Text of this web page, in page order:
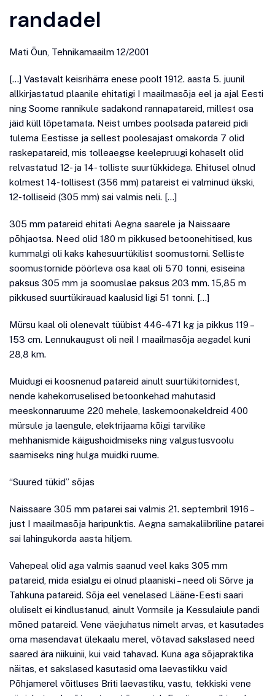
randadel
Mati Õun, Tehnikamaailm 12/2001
[…] Vastavalt keisrihärra enese poolt 1912. aasta 5. juunil
allkirjastatud plaanile ehitatigi I maailmasõja eel ja ajal Eesti
ning Soome rannikule sadakond rannapatareid, millest osa
jäid küll lõpetamata. Neist umbes poolsada patareid pidi
tulema Eestisse ja sellest poolesajast omakorda 7 olid
raskepatareid, mis tolleaegse keelepruugi kohaselt olid
relvastatud 12- ja 14- tolliste suurtükkidega. Ehitusel olnud
kolmest 14-tollisest (356 mm) patareist ei valminud ükski,
12-tolliseid (305 mm) sai valmis neli. […]
305 mm patareid ehitati Aegna saarele ja Naissaare
põhjaotsa. Need olid 180 m pikkused betoonehitised, kus
kummalgi oli kaks kahesuurtükilist soomustorni. Selliste
soomustornide pöörleva osa kaal oli 570 tonni, esiseina
paksus 305 mm ja soomuslae paksus 203 mm. 15,85 m
pikkused suurtükirauad kaalusid ligi 51 tonni. […]
Mürsu kaal oli olenevalt tüübist 446-471 kg ja pikkus 119 –
153 cm. Lennukaugust oli neil I maailmasõja aegadel kuni
28,8 km.
Muidugi ei koosnenud patareid ainult suurtükitornidest,
nende kahekorruselised betoonkehad mahutasid
meeskonnaruume 220 mehele, laskemoonakeldreid 400
mürsule ja laengule, elektrijaama kõigi tarvilike
mehhanismide käigushoidmiseks ning valgustusvoolu
saamiseks ning hulga muidki ruume.
“Suured tükid” sõjas
Naissaare 305 mm patarei sai valmis 21. septembril 1916 –
just I maailmasõja haripunktis. Aegna samakaliibriline patarei
sai lahingukorda aasta hiljem.
Vahepeal olid aga valmis saanud veel kaks 305 mm
patareid, mida esialgu ei olnud plaaniski – need oli Sõrve ja
Tahkuna patareid. Sõja eel venelased Lääne-Eesti saari
oluliselt ei kindlustanud, ainult Vormsile ja Kessulaiule pandi
mõned patareid. Vene väejuhatus nimelt arvas, et kasutades
oma masendavat ülekaalu merel, võtavad sakslased need
saared ära niikuinii, kui vaid tahavad. Kuna aga sõjapraktika
näitas, et sakslased kasutasid oma laevastikku vaid
Põhjamerel võitluses Briti laevastiku, vastu, tekkiski vene